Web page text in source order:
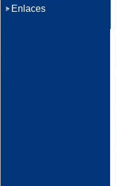
Enlaces